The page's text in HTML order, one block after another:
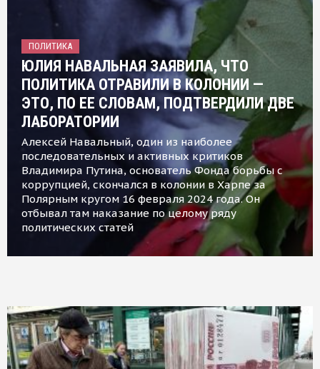
ПОЛИТИКА
ЮЛИЯ НАВАЛЬНАЯ ЗАЯВИЛА, ЧТО
ПОЛИТИКА ОТРАВИЛИ В КОЛОНИИ —
ЭТО, ПО ЕЕ СЛОВАМ, ПОДТВЕРДИЛИ ДВЕ
ЛАБОРАТОРИИ
Алексей Навальный, один из наиболее
последовательных и активных критиков
Владимира Путина, основатель Фонда борьбы с
коррупцией, скончался в колонии в Харпе за
Полярным кругом 16 февраля 2024 года. Он
отбывал там наказание по целому ряду
политических статей